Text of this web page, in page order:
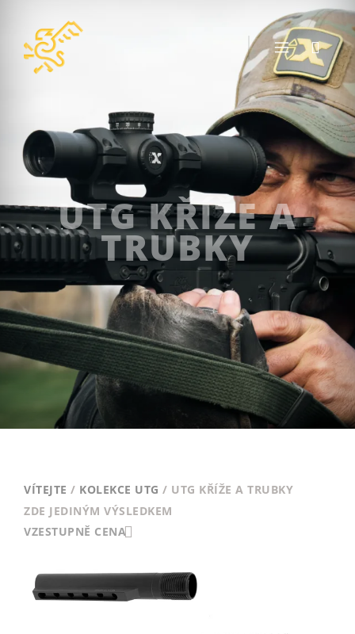
UTG KŘÍŽE A
TRUBKY
VÍTEJTE / KOLEKCE UTG / UTG KŘÍŽE A TRUBKY
ZDE JEDINÝM VÝSLEDKEM
VZESTUPNĚ CENA